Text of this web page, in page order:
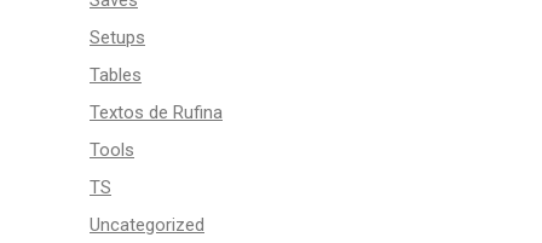
Setups
Tables
Textos de Rufina
Tools
TS
Uncategorized